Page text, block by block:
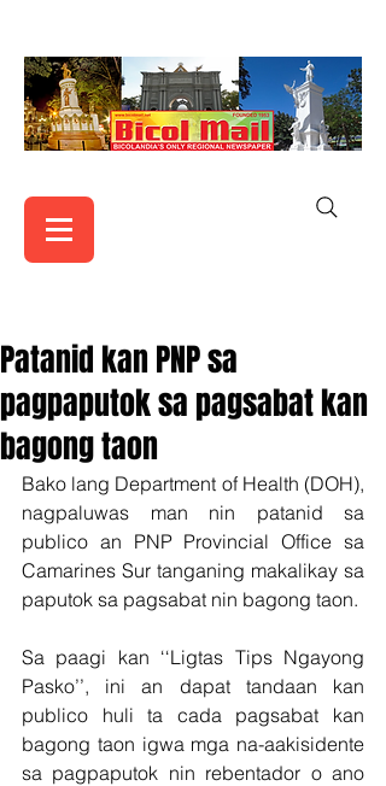
Patanid kan PNP sa
pagpaputok sa pagsabat kan
bagong taon
Bako lang Department of Health (DOH),
nagpaluwas man nin patanid sa
publico an PNP Provincial Office sa
Camarines Sur tanganing makalikay sa
paputok sa pagsabat nin bagong taon.
Sa paagi kan ‘‘Ligtas Tips Ngayong
Pasko’’, ini an dapat tandaan kan
publico huli ta cada pagsabat kan
bagong taon igwa mga na-aakisidente
sa pagpaputok nin rebentador o ano